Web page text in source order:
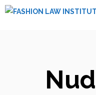
Saltar